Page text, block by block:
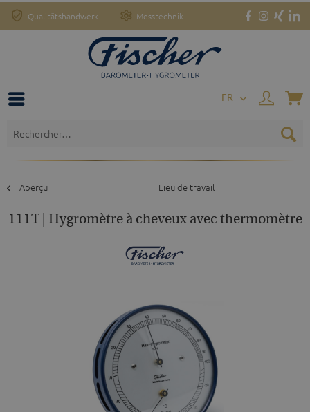
Qualitätshandwerk Messtechnik
FR
Aperçu Lieu de travail
111T | Hygromètre à cheveux avec thermomètre